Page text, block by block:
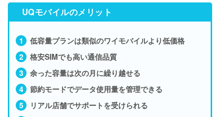
UQモバイルのメリット
低容量プランは類似のワイモバイルより低価格
格安SIMでも高い通信品質
余った容量は次の月に繰り越せる
節約モードでデータ使用量を管理できる
リアル店舗でサポートを受けられる